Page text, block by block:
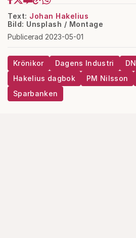
Text: Johan Hakelius
Bild: Unsplash / Montage
Publicerad 2023-05-01
Krönikor Dagens Industri DN
Hakelius dagbok
PM Nilsson
Sparbanken